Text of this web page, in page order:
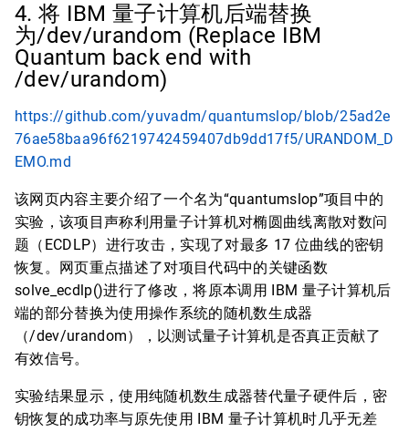
4. 将 IBM 量子计算机后端替换
为/dev/urandom (Replace IBM
Quantum back end with
/dev/urandom)
https://github.com/yuvadm/quantumslop/blob/25ad2e
76ae58baa96f6219742459407db9dd17f5/URANDOM_D
EMO.md
该网页内容主要介绍了一个名为“quantumslop”项目中的
实验，该项目声称利用量子计算机对椭圆曲线离散对数问
题（ECDLP）进行攻击，实现了对最多 17 位曲线的密钥
恢复。网页重点描述了对项目代码中的关键函数
solve_ecdlp()进行了修改，将原本调用 IBM 量子计算机后
端的部分替换为使用操作系统的随机数生成器
（/dev/urandom），以测试量子计算机是否真正贡献了
有效信号。
实验结果显示，使用纯随机数生成器替代量子硬件后，密
钥恢复的成功率与原先使用 IBM 量子计算机时几乎无差